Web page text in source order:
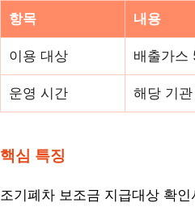
항목 내용
이용 대상 배출가스
운영 시간 해당 기
핵심 특징
조기폐차 보조금 지급대상 확